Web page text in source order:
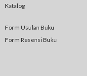
Katalog
Form Usulan Buku
Form Resensi Buku